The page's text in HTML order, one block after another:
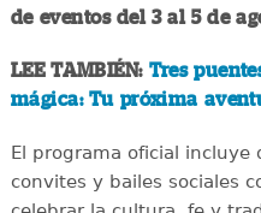
de eventos del 3 al 5 de
LEE TAMBIÉN:Tres
mágica: Tu próxima
El programa oficial incluye
convites y bailes sociales